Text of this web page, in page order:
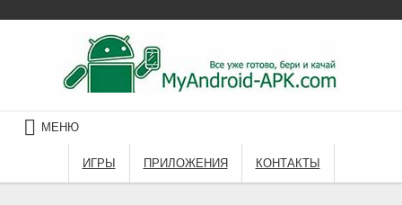
to
МЕНЮ
ИГРЫ ПРИЛОЖЕНИЯ КОНТАКТЫ